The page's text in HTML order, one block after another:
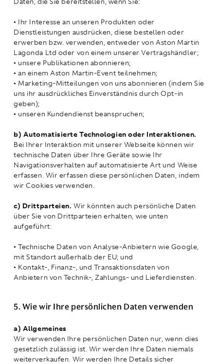
• Ihr Interesse an unseren Produkten oder
Dienstleistungen ausdrücken, diese bestellen oder
erwerben bzw. verwenden, entweder von Aston Martin
Lagonda Ltd oder von einem unserer Vertragshändler;
• unsere Publikationen abonnieren;
• an einem Aston Martin-Event teilnehmen;
• Marketing-Mitteilungen von uns abonnieren (indem Sie
uns ihr ausdrückliches Einverständnis durch Opt-in
geben);
• unseren Kundendienst beanspruchen;
b) Automatisierte Technologien oder Interaktionen.
Bei Ihrer Interaktion mit unserer Webseite können wir
technische Daten über Ihre Geräte sowie Ihr
Navigationsverhalten auf automatisierte Art und Weise
erfassen. Wir erfassen diese persönlichen Daten, indem
wir Cookies verwenden.
c) Drittparteien. Wir könnten auch persönliche Daten
über Sie von Drittparteien erhalten, wie unten
aufgeführt:
• Technische Daten von Analyse-Anbietern wie Google,
mit Standort außerhalb der EU; und
• Kontakt-, Finanz-, und Transaktionsdaten von
Anbietern von Technik-, Zahlungs- und Lieferdiensten.
5. Wie wir Ihre persönlichen Daten verwenden
a) Allgemeines
Wir verwenden Ihre persönlichen Daten nur, wenn dies
gesetzlich zulässig ist. Wir werden Ihre Daten niemals
weiterverkaufen. Wir werden Ihre Details sicher